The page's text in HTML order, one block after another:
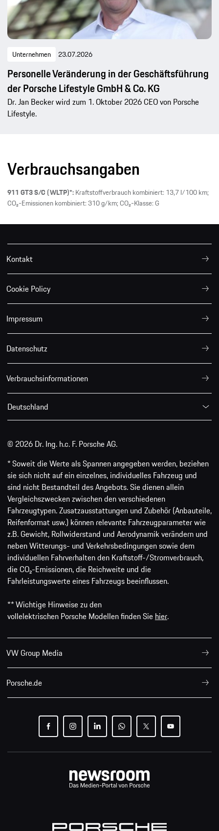
Unternehmen 23.07.2026
Personelle Veränderung in der Geschäftsführung
der Porsche Lifestyle GmbH & Co. KG
Dr. Jan Becker wird zum 1. Oktober 2026 CEO von Porsche
Lifestyle.
Verbrauchsangaben
911 GT3 S/C (WLTP)*:Kraftstoffverbrauch kombiniert: 13,7 l/100 km;
CO₂-Emissionen kombiniert: 310 g/km; CO₂-Klasse: G
Kontakt
Cookie Policy
Impressum
Datenschutz
Verbrauchsinformationen
Deutschland
© 2026 Dr. Ing. h.c. F. Porsche AG.
* Soweit die Werte als Spannen angegeben werden, beziehen
sie sich nicht auf ein einzelnes, individuelles Fahrzeug und
sind nicht Bestandteil des Angebots. Sie dienen allein
Vergleichszwecken zwischen den verschiedenen
Fahrzeugtypen. Zusatzausstattungen und Zubehör (Anbauteile,
Reifenformat usw.) können relevante Fahrzeugparameter wie
z.B. Gewicht, Rollwiderstand und Aerodynamik verändern und
neben Witterungs- und Verkehrsbedingungen sowie dem
individuellen Fahrverhalten den Kraftstoff-/Stromverbrauch,
die CO₂-Emissionen, die Reichweite und die
Fahrleistungswerte eines Fahrzeugs beeinflussen.
** Wichtige Hinweise zu den
vollelektrischen Porsche Modellen finden Sie hier.
VW Group Media
Porsche.de